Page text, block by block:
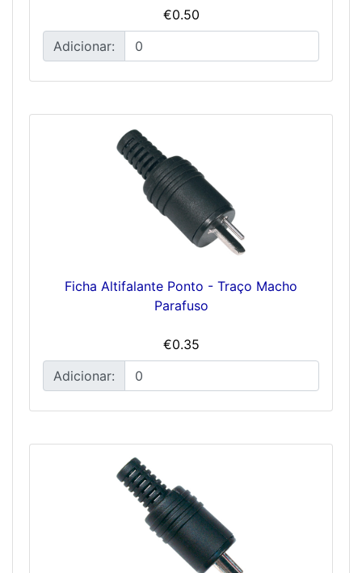
€0.50
Adicionar:
Ficha Altifalante Ponto - Traço Macho
Parafuso
€0.35
Adicionar: